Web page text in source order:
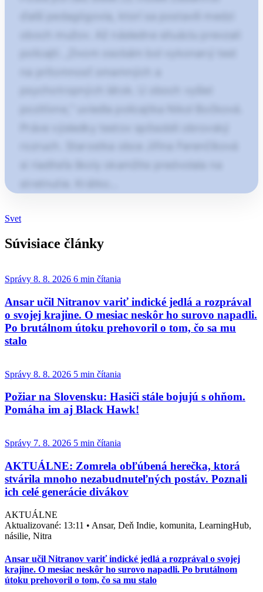
Otvorte pokračovanie článku
Svet
Súvisiace články
Správy 8. 8. 2026 6 min čítania
Ansar učil Nitranov variť indické jedlá a rozprával
o svojej krajine. O mesiac neskôr ho surovo napadli.
Po brutálnom útoku prehovoril o tom, čo sa mu
stalo
Správy 8. 8. 2026 5 min čítania
Požiar na Slovensku: Hasiči stále bojujú s ohňom.
Pomáha im aj Black Hawk!
Správy 7. 8. 2026 5 min čítania
AKTUÁLNE: Zomrela obľúbená herečka, ktorá
stvárila mnoho nezabudnuteľných postáv. Poznali
ich celé generácie divákov
AKTUÁLNE
Aktualizované: 13:11 • Ansar, Deň Indie, komunita, LearningHub,
násilie, Nitra
Ansar učil Nitranov variť indické jedlá a rozprával o svojej
krajine. O mesiac neskôr ho surovo napadli. Po brutálnom
útoku prehovoril o tom, čo sa mu stalo